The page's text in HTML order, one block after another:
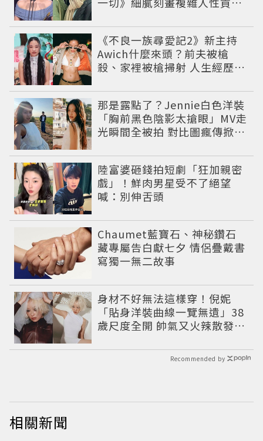
《不良一族尋愛記2》新主持
Awich什麼來頭？前夫被槍
殺、家裡被槍掃射 人生經歷比
那是露點了？Jennie白色洋裝
「胸前黑色陰影太搶眼」MV走
光瞬間全被拍 對比圖瘋傳掀論
陸富婆砸錢拍短劇「狂加親密
戲」！鮮肉男星受不了絕望
喊：別伸舌頭
Chaumet藍寶石、神秘鑽石
藏專屬告白獻七夕 情侶疊戴書
寫獨一無二故事
身材不好無法這樣穿！倪妮
「貼身洋裝曲線一覽無遺」38
歲尺度全開 帥氣又火辣散發獨
Recommended by
相關新聞